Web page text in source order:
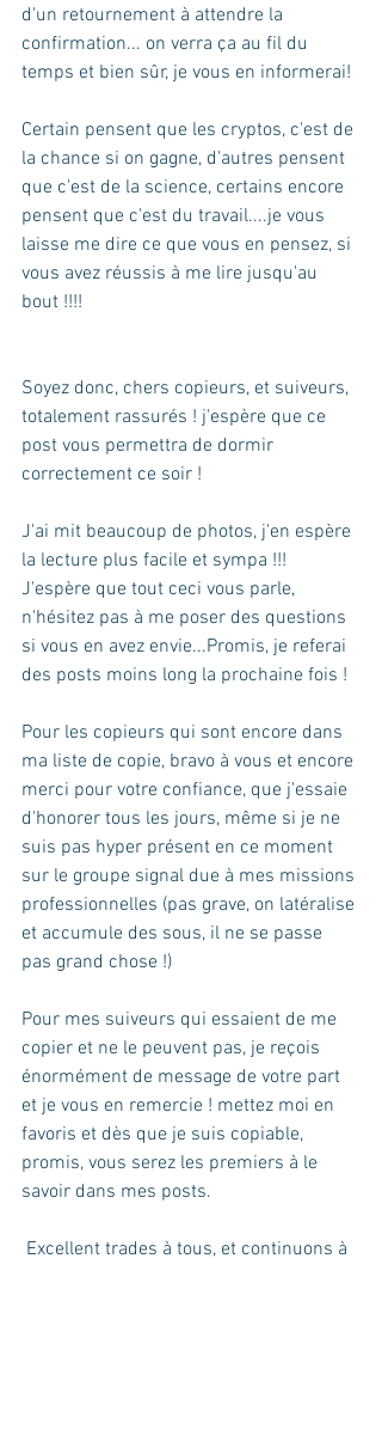
d'un retournement à attendre la
confirmation... on verra ça au fil du
temps et bien sûr, je vous en informerai!
Certain pensent que les cryptos, c'est de
la chance si on gagne, d'autres pensent
que c'est de la science, certains encore
pensent que c'est du travail....je vous
laisse me dire ce que vous en pensez, si
vous avez réussis à me lire jusqu'au
bout !!!!
Soyez donc, chers copieurs, et suiveurs,
totalement rassurés ! j'espère que ce
post vous permettra de dormir
correctement ce soir !
J'ai mit beaucoup de photos, j'en espère
la lecture plus facile et sympa !!!
J'espère que tout ceci vous parle,
n'hésitez pas à me poser des questions
si vous en avez envie...Promis, je referai
des posts moins long la prochaine fois !
Pour les copieurs qui sont encore dans
ma liste de copie, bravo à vous et encore
merci pour votre confiance, que j'essaie
d'honorer tous les jours, même si je ne
suis pas hyper présent en ce moment
sur le groupe signal due à mes missions
professionnelles (pas grave, on latéralise
et accumule des sous, il ne se passe
pas grand chose !)
Pour mes suiveurs qui essaient de me
copier et ne le peuvent pas, je reçois
énormément de message de votre part
et je vous en remercie ! mettez moi en
favoris et dès que je suis copiable,
promis, vous serez les premiers à le
savoir dans mes posts.